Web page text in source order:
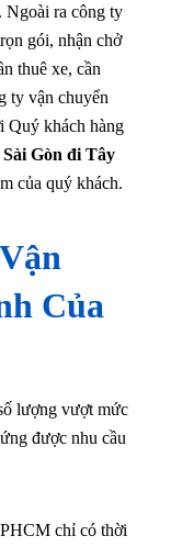
Ngoài ra công ty
gói, nhận chở
thuê xe, cần
ty vận chuyển
Quý khách hàng
Gòn đi Tây
của quý khách.
Của
lượng vượt mức
được nhu cầu
chỉ có thời